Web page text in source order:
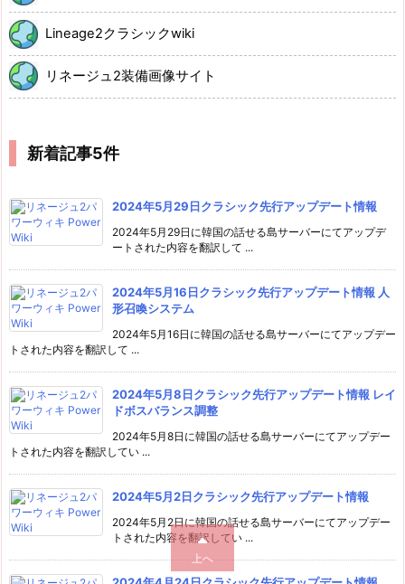
Lineage2クラシックwiki
リネージュ2装備画像サイト
新着記事5件
2024年5月29日クラシック先行アップデート情報
2024年5月29日に韓国の話せる島サーバーにてアップデ
ートされた内容を翻訳して ...
2024年5月16日クラシック先行アップデート情報 人
形召喚システム
2024年5月16日に韓国の話せる島サーバーにてアップデー
トされた内容を翻訳して ...
2024年5月8日クラシック先行アップデート情報 レイ
ドボスバランス調整
2024年5月8日に韓国の話せる島サーバーにてアップデー
トされた内容を翻訳してい ...
2024年5月2日クラシック先行アップデート情報
2024年5月2日に韓国の話せる島サーバーにてアップデー
トされた内容を翻訳してい ...
上へ